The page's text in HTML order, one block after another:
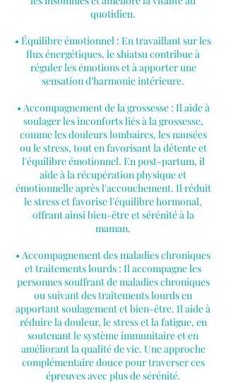
quotidien.
• Équilibre émotionnel : En travaillant sur les
flux énergétiques, le shiatsu contribue à
réguler les émotions et à apporter une
sensation d’harmonie intérieure.
• Accompagnement de la grossesse : Il aide à
soulager les inconforts liés à la grossesse,
comme les douleurs lombaires, les nausées
ou le stress, tout en favorisant la détente et
l'équilibre émotionnel. En post-partum, il
aide à la récupération physique et
émotionnelle après l'accouchement. Il réduit
le stress et favorise l'équilibre hormonal,
offrant ainsi bien-être et sérénité à la
maman.
• Accompagnement des maladies chroniques
et traitements lourds : Il accompagne les
personnes souffrant de maladies chroniques
ou suivant des traitements lourds en
apportant soulagement et bien-être. Il aide à
réduire la douleur, le stress et la fatigue, en
soutenant le système immunitaire et en
améliorant la qualité de vie. Une approche
complémentaire douce pour traverser ces
épreuves avec plus de sérénité.